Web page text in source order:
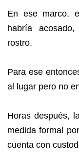
En ese marco,
habría
rostro.
Para ese
al lugar pero no
Horas después,
medida formal
cuenta con